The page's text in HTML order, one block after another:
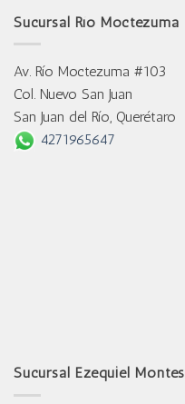
Sucursal Río Moctezuma
Av. Río Moctezuma #103
Col. Nuevo San Juan
San Juan del Río, Querétaro
4271965647
Sucursal Ezequiel Montes